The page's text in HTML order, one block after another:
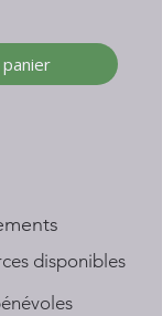
disponibles